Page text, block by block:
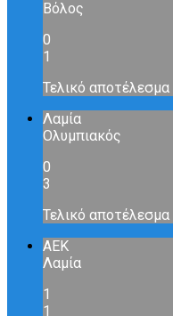
Βόλος
0
1
Τελικό αποτέλεσμα
Λαμία
Ολυμπιακός
0
3
Τελικό αποτέλεσμα
ΑΕΚ
Λαμία
1
1